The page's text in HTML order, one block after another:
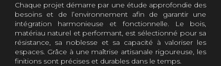
Chaque projet démarre par une étude approfondie des
besoins et de l’environnement afin de garantir une
intégration harmonieuse et fonctionnelle. Le bois,
matériau naturel et performant, est sélectionné pour sa
résistance, sa noblesse et sa capacité à valoriser les
espaces. Grâce à une maîtrise artisanale rigoureuse, les
finitions sont précises et durables dans le temps.